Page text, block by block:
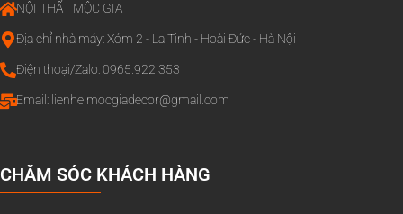
NỘI THẤT MỘC GIA
Địa chỉ nhà máy: Xóm 2 - La Tinh - Hoài Đức - Hà Nội
Điện thoại/Zalo: 0965.922.353
Email: lienhe.mocgiadecor@gmail.com
CHĂM SÓC KHÁCH HÀNG